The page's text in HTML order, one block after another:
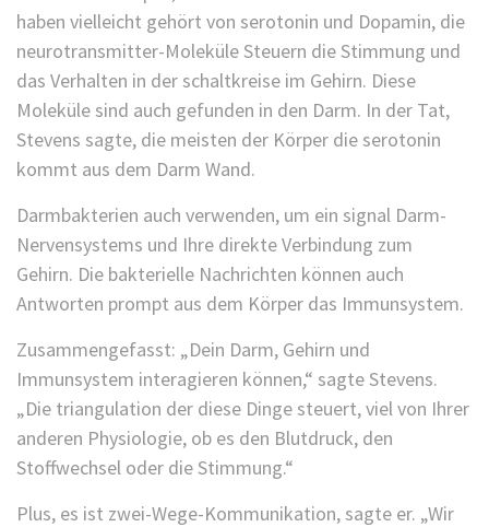
haben vielleicht gehört von serotonin und Dopamin, die
neurotransmitter-Moleküle Steuern die Stimmung und
das Verhalten in der schaltkreise im Gehirn. Diese
Moleküle sind auch gefunden in den Darm. In der Tat,
Stevens sagte, die meisten der Körper die serotonin
kommt aus dem Darm Wand.
Darmbakterien auch verwenden, um ein signal Darm-
Nervensystems und Ihre direkte Verbindung zum
Gehirn. Die bakterielle Nachrichten können auch
Antworten prompt aus dem Körper das Immunsystem.
Zusammengefasst: „Dein Darm, Gehirn und
Immunsystem interagieren können,“ sagte Stevens.
„Die triangulation der diese Dinge steuert, viel von Ihrer
anderen Physiologie, ob es den Blutdruck, den
Stoffwechsel oder die Stimmung.“
Plus, es ist zwei-Wege-Kommunikation, sagte er. „Wir